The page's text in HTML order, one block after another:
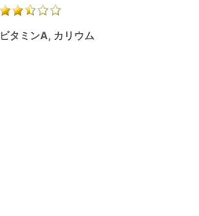
ビタミンA, カリウム